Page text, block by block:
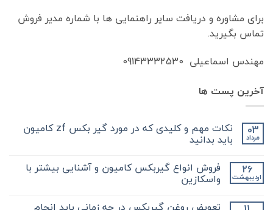
برای مشاوره و دریافت سایر راهنمایی ها با شماره مدیر فروش
تماس بگیرید.
مهندس اسماعیلی 09143332530
آخرین پست ها
03
مرداد
نکات مهم و کلیدی که در مورد گیر بکس zf کامیون
باید بدانید
دیدگاهی
نکات
مهم
کلیدی
نشده 26
اردیبهشت
فروش انواع گیربکس کامیون و آشنایی بیشتر با
واسکازین
برای